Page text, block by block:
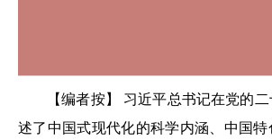
【编者按】 习近平总书记在党的
述了中国式现代化的科学内涵、中国特